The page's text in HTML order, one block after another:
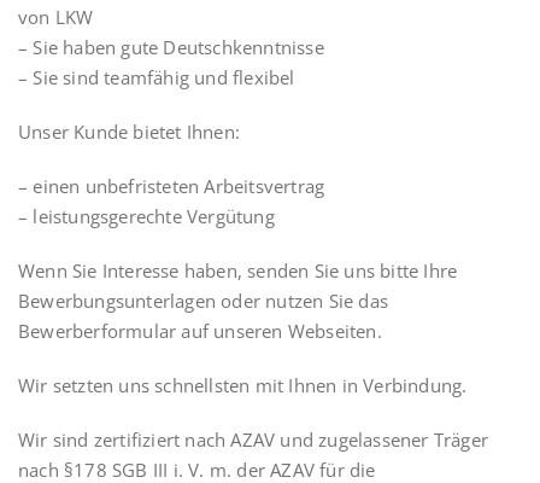
von LKW
– Sie haben gute Deutschkenntnisse
– Sie sind teamfähig und flexibel
Unser Kunde bietet Ihnen:
– einen unbefristeten Arbeitsvertrag
– leistungsgerechte Vergütung
Wenn Sie Interesse haben, senden Sie uns bitte Ihre
Bewerbungsunterlagen oder nutzen Sie das
Bewerberformular auf unseren Webseiten.
Wir setzten uns schnellsten mit Ihnen in Verbindung.
Wir sind zertifiziert nach AZAV und zugelassener Träger
nach §178 SGB III i. V. m. der AZAV für die